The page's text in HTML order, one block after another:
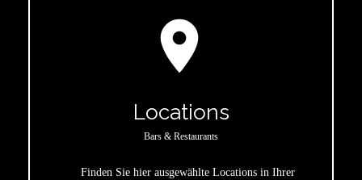
location_on
Locations
Bars & Restaurants
Finden Sie hier ausgewählte Locations in Ihrer